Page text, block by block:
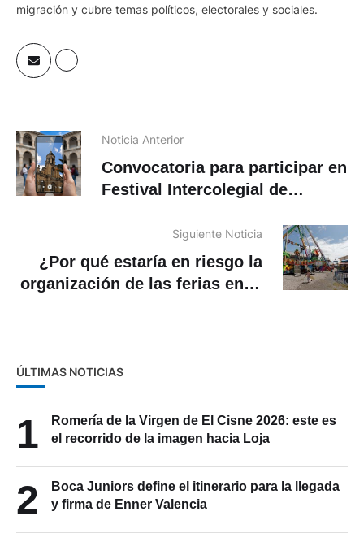
migración y cubre temas políticos, electorales y sociales.
Noticia Anterior
Convocatoria para participar en
Festival Intercolegial de
Siguiente Noticia
¿Por qué estaría en riesgo la
organización de las ferias en el
ÚLTIMAS NOTICIAS
1
Romería de la Virgen de El Cisne 2026: este es
el recorrido de la imagen hacia Loja
2
Boca Juniors define el itinerario para la llegada
y firma de Enner Valencia